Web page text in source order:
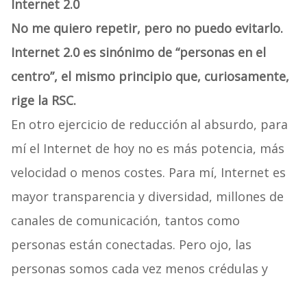
Internet 2.0
No me quiero repetir, pero no puedo evitarlo.
Internet 2.0 es sinónimo de “personas en el
centro”, el mismo principio que, curiosamente,
rige la RSC.
En otro ejercicio de reducción al absurdo, para
mí el Internet de hoy no es más potencia, más
velocidad o menos costes. Para mí, Internet es
mayor transparencia y diversidad, millones de
canales de comunicación, tantos como
personas están conectadas. Pero ojo, las
personas somos cada vez menos crédulas y